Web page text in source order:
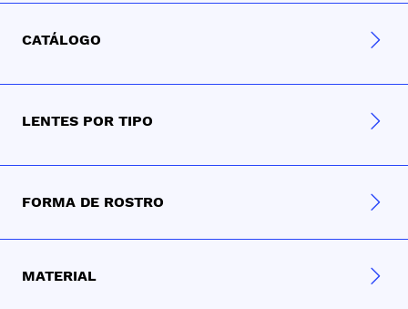
CATÁLOGO
LENTES POR TIPO
FORMA DE ROSTRO
MATERIAL